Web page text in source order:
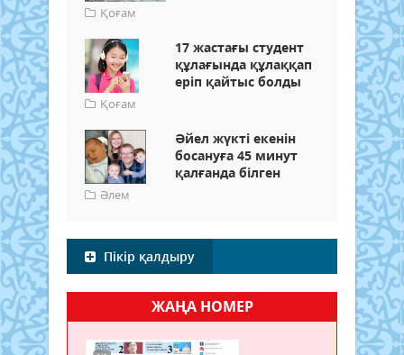
Қоғам
17 жастағы студент
құлағында құлаққап
еріп қайтыс болды
Қоғам
Әйел жүкті екенін
босануға 45 минут
қалғанда білген
Әлем
Пікір қалдыру
ЖАҢА НОМЕР